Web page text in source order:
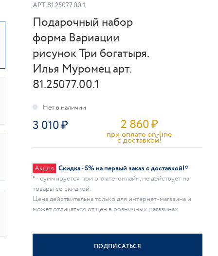
АРТ. 81.25077.00.1
Подарочный набор
форма Вариации
рисунок Три богатыря.
Илья Муромец арт.
81.25077.00.1
3 010 2 860₽
при оплате on-line
c доставкой!
Акция Скидка - 5% на первый заказ с доставкой!*
* - суммируется при оплате-онлайн, не действует на
товары со скидкой.
Цена действительна только для интернет-магазина и
может отличаться от цен в розничных магазинах
ПОДПИСАТЬСЯ